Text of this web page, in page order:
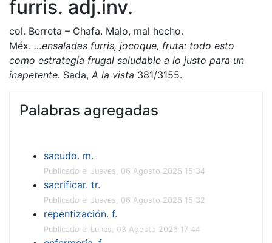
furris. adj.inv.
col. Berreta – Chafa. Malo, mal hecho.
Méx. …ensaladas furris, jocoque, fruta: todo esto
como estrategia frugal saludable a lo justo para un
inapetente. Sada, A la vista 381/3155.
Palabras agregadas
sacudo. m.
Publicado el Jueves, 06 Agosto 2026 15:34
sacrificar. tr.
Publicado el Jueves, 06 Agosto 2026 15:32
repentización. f.
Publicado el Lunes, 03 Agosto 2026 17:44